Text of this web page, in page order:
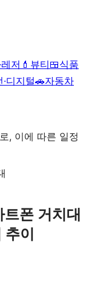
저 💄 뷰티🍱식품
·디지털🚗자동차
, 이에 따른 일정
폰 거치대
이